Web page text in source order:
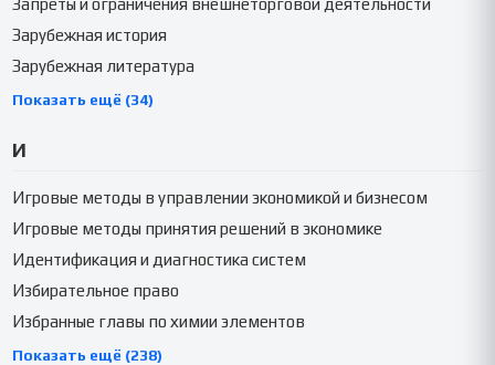
Запреты и ограничения внешнеторговой деятельности
Зарубежная история
Зарубежная литература
Показать ещё (34)
И
Игровые методы в управлении экономикой и бизнесом
Игровые методы принятия решений в экономике
Идентификация и диагностика систем
Избирательное право
Избранные главы по химии элементов
Показать ещё (238)